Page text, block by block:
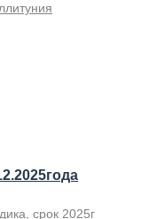
срок 2025г